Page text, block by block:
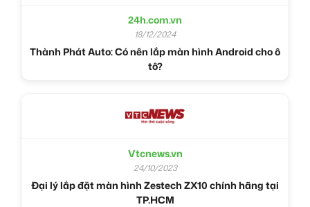
24h.com.vn
18/12/2024
Thành Phát Auto: Có nên lắp màn hình Android cho ô
tô?
Vtcnews.vn
24/10/2023
Đại lý lắp đặt màn hình Zestech ZX10 chính hãng tại
TP.HCM